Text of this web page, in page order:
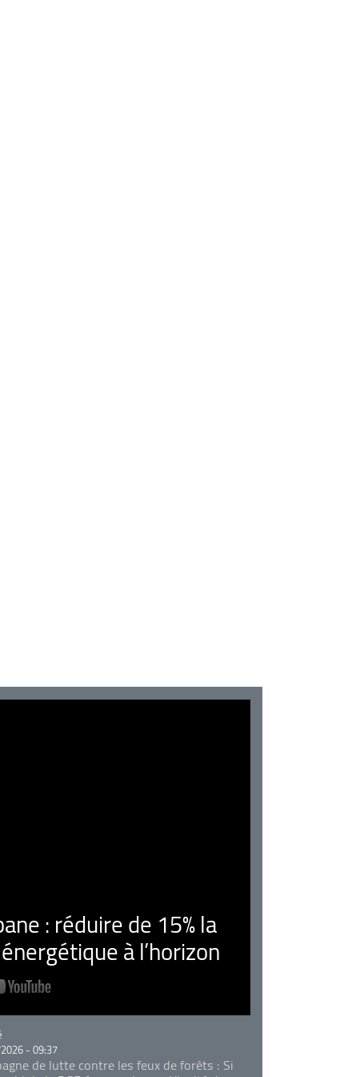
: réduire de 15% la
à l’horizon
- 09:37
de lutte contre les feux de forêts : Si